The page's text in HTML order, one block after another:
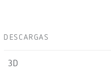
DESCARGAS
3D